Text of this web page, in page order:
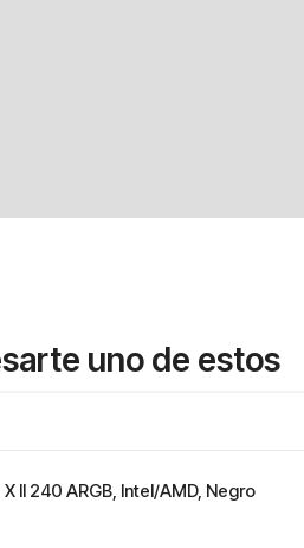
uno de estos
II 240 ARGB, Intel/AMD, Negro